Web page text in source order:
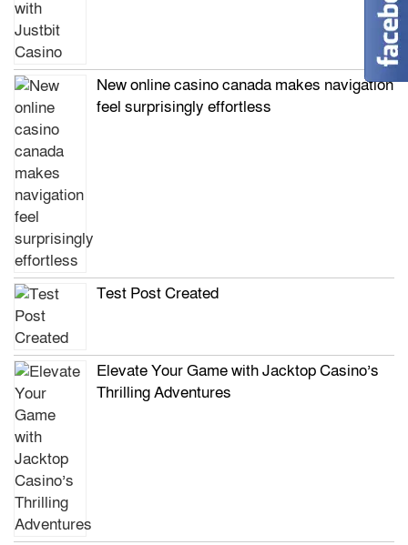
New online casino canada makes navigation
feel surprisingly effortless
Test Post Created
Elevate Your Game with Jacktop Casino’s
Thrilling Adventures